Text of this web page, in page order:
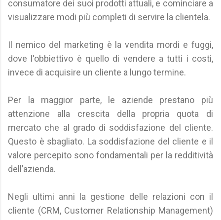
consumatore dei suoi prodotti attuali, e cominciare a
visualizzare modi più completi di servire la clientela.
Il nemico del marketing è la vendita mordi e fuggi,
dove l'obbiettivo è quello di vendere a tutti i costi,
invece di acquisire un cliente a lungo termine.
Per la maggior parte, le aziende prestano più
attenzione alla crescita della propria quota di
mercato che al grado di soddisfazione del cliente.
Questo è sbagliato. La soddisfazione del cliente e il
valore percepito sono fondamentali per la redditività
dell’azienda.
Negli ultimi anni la gestione delle relazioni con il
cliente (CRM, Customer Relationship Management)